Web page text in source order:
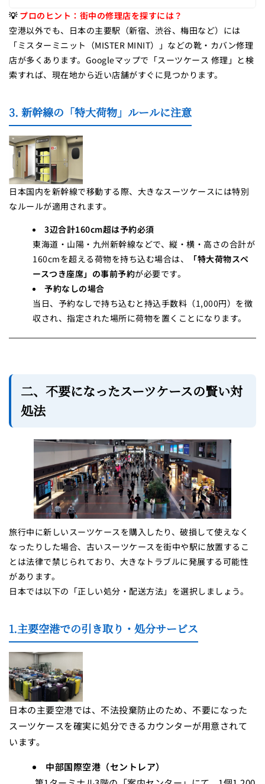
💡 プロのヒント：街中の修理店を探すには？
空港以外でも、日本の主要駅（新宿、渋谷、梅田など）には
「ミスターミニット（MISTER MINIT）」などの靴・カバン修理
店が多くあります。Googleマップで「スーツケース 修理」と検
索すれば、現在地から近い店舗がすぐに見つかります。
3. 新幹線の「特大荷物」ルールに注意
日本国内を新幹線で移動する際、大きなスーツケースには特別
なルールが適用されます。
3辺合計160cm超は予約必須
東海道・山陽・九州新幹線などで、縦・横・高さの合計が
160cmを超える荷物を持ち込む場合は、
「特大荷物スペ
ースつき座席」の事前予約が必要です。
予約なしの場合
当日、予約なしで持ち込むと持込手数料（1,000円）を徴
収され、指定された場所に荷物を置くことになります。
二、不要になったスーツケースの賢い対
処法
旅行中に新しいスーツケースを購入したり、破損して使えなく
なったりした場合、古いスーツケースを街中や駅に放置するこ
とは法律で禁じられており、大きなトラブルに発展する可能性
があります。
日本では以下の「正しい処分・配送方法」を選択しましょう。
1.主要空港での引き取り・処分サービス
日本の主要空港では、不法投棄防止のため、不要になった
スーツケースを確実に処分できるカウンターが用意されて
います。
中部国際空港（セントレア）